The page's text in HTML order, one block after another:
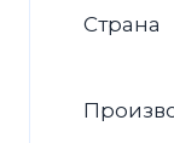
Страна